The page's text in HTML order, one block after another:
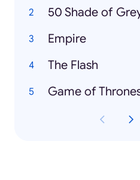
50 Shade of
Empire
The Flash
Game of